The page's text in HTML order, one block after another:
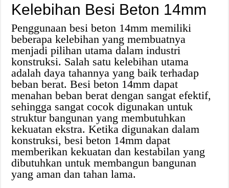
Kelebihan Besi Beton 14mm
Penggunaan besi beton 14mm memiliki
beberapa kelebihan yang membuatnya
menjadi pilihan utama dalam industri
konstruksi. Salah satu kelebihan utama
adalah daya tahannya yang baik terhadap
beban berat. Besi beton 14mm dapat
menahan beban berat dengan sangat efektif,
sehingga sangat cocok digunakan untuk
struktur bangunan yang membutuhkan
kekuatan ekstra. Ketika digunakan dalam
konstruksi, besi beton 14mm dapat
memberikan kekuatan dan kestabilan yang
dibutuhkan untuk membangun bangunan
yang aman dan tahan lama.